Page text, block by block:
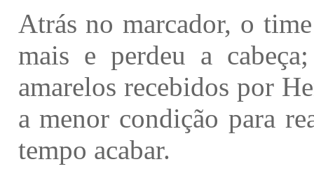
Atrás no marcador, o
mais e perdeu a
amarelos recebidos por
a menor condição para
tempo acabar.